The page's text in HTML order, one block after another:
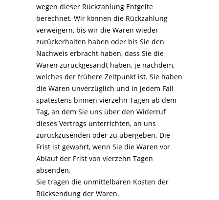
wegen dieser Rückzahlung Entgelte
berechnet. Wir können die Rückzahlung
verweigern, bis wir die Waren wieder
zurückerhalten haben oder bis Sie den
Nachweis erbracht haben, dass Sie die
Waren zurückgesandt haben, je nachdem,
welches der frühere Zeitpunkt ist. Sie haben
die Waren unverzüglich und in jedem Fall
spätestens binnen vierzehn Tagen ab dem
Tag, an dem Sie uns über den Widerruf
dieses Vertrags unterrichten, an uns
zurückzusenden oder zu übergeben. Die
Frist ist gewahrt, wenn Sie die Waren vor
Ablauf der Frist von vierzehn Tagen
absenden.
Sie tragen die unmittelbaren Kosten der
Rücksendung der Waren.